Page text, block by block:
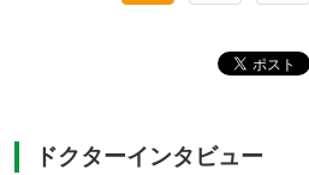
ドクターインタビュー